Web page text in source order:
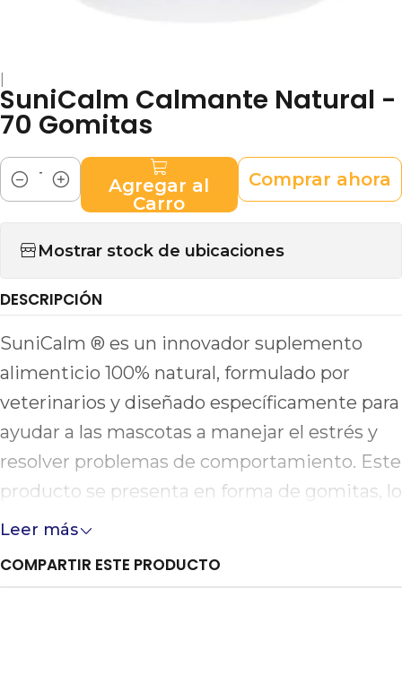
|
SuniCalm Calmante Natural -
70 Gomitas
Cantidad
Agregar al
Carro
Comprar ahora
Mostrar stock de ubicaciones
DESCRIPCIÓN
SuniCalm ® es un innovador suplemento
alimenticio 100% natural, formulado por
veterinarios y diseñado específicamente para
ayudar a las mascotas a manejar el estrés y
resolver problemas de comportamiento. Este
producto se presenta en forma de gomitas, lo
que facilita su administración diaria o en
Leer más
COMPARTIR ESTE PRODUCTO